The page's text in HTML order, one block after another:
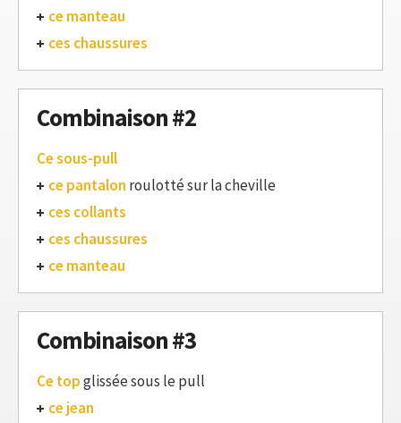
ce manteau
ces chaussures
Combinaison #2
Ce sous-pull
ce pantalon roulotté sur la cheville
ces collants
ces chaussures
ce manteau
Combinaison #3
Ce topglissée sous le pull
ce jean